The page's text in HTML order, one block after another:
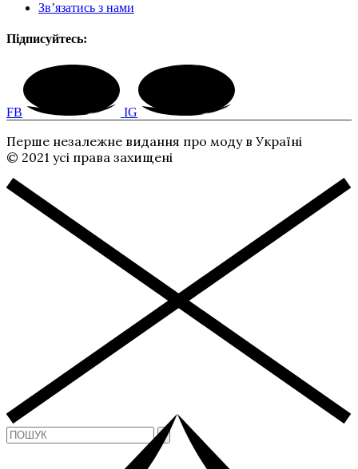
Зв’язатись з нами
Підписуйтесь:
FB IG
Перше незалежне видання про моду в Україні
© 2021 усі права захищені